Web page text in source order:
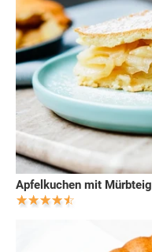
Apfelkuchen mit Mürbteig